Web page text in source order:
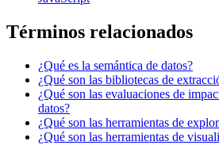
Términos relacionados
¿Qué es la semántica de datos?
¿Qué son las bibliotecas de
¿Qué son las evaluaciones de
datos?
¿Qué son las herramientas de
¿Qué son las herramientas de